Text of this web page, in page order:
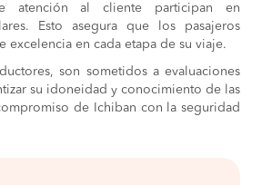
atención al cliente participan en
Esto asegura que los pasajeros
excelencia en cada etapa de su viaje.
son sometidos a evaluaciones
su idoneidad y conocimiento de las
de Ichiban con la seguridad